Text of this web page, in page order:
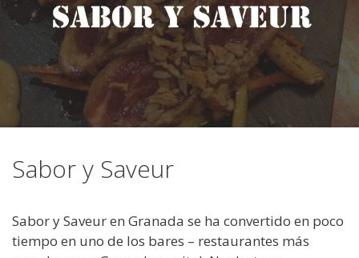
Sabor y Saveur
Sabor y Saveur en Granada se ha convertido en poco
tiempo en uno de los bares – restaurantes más